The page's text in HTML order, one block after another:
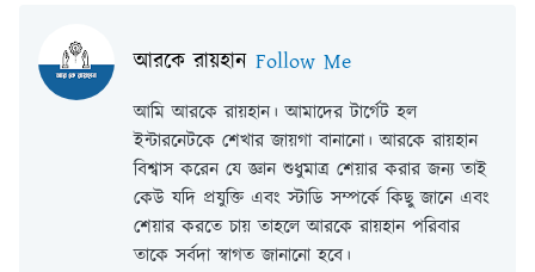
আরকে রায়হান Follow Me
আমি আরকে রায়হান। আমাদের টার্গেট হল
ইন্টারনেটকে শেখার জায়গা বানানো। আরকে রায়হান
বিশ্বাস করেন যে জ্ঞান শুধুমাত্র শেয়ার করার জন্য তাই
কেউ যদি প্রযুক্তি এবং স্টাডি সম্পর্কে কিছু জানে এবং
শেয়ার করতে চায় তাহলে আরকে রায়হান পরিবার
তাকে সর্বদা স্বাগত জানানো হবে।